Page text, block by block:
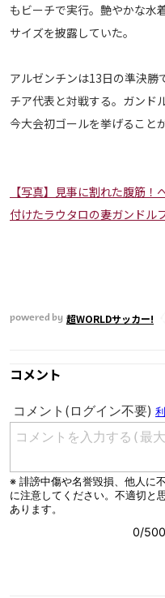
ご利用にあたって
プライバシーポリシー
お問い合わせ
もビーチで実行。艶やかな水
サイズを披露していた。
アルゼンチンは13日の準決勝
チア代表と対戦する。ガンド
今大会初ゴールを挙げること
【写真】見事に割れた腹筋
付けたラウタロの妻ガンドル
powered by 超WORLDサッカー!
コメント